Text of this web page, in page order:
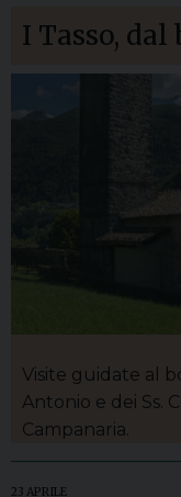
I Tasso,
Visite guidate al
Antonio e dei Ss.
Campanaria.
23 APRILE